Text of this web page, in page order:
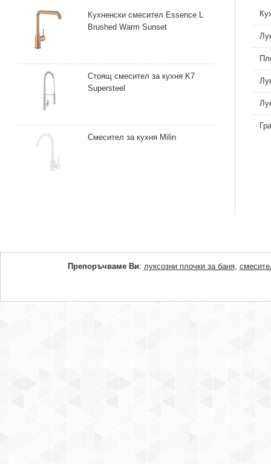
Кухненски смесител Essence L
Brushed Warm Sunset
Стоящ смесител за кухня K7
Supersteel
Смесител за кухня Milin
Препоръчваме Ви: луксозни плочки за баня,